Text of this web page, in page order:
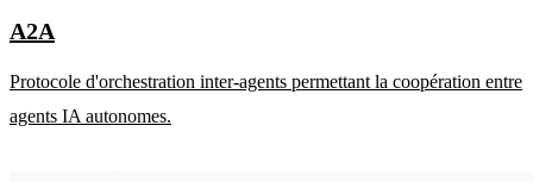
A2A
Protocole d'orchestration inter-agents permettant la coopération entre
agents IA autonomes.